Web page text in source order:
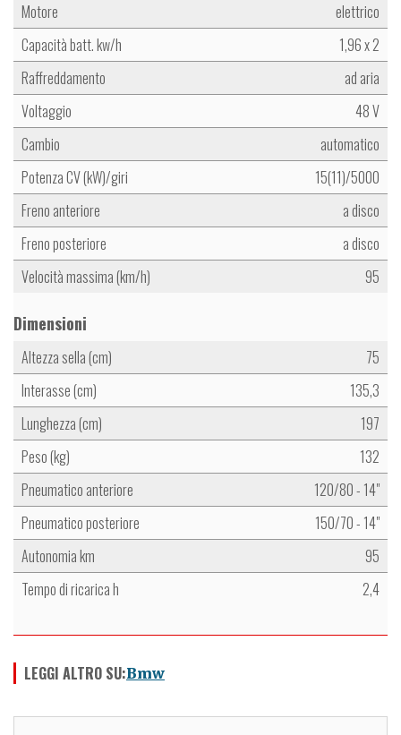
Motore
elettrico
Capacità batt. kw/h
1,96 x 2
Raffreddamento
ad aria
Voltaggio
48 V
Cambio
automatico
Potenza CV (kW)/giri
15(11)/5000
Freno anteriore
a disco
Freno posteriore
a disco
Velocità massima (km/h)
95
Dimensioni
Altezza sella (cm)
75
Interasse (cm)
135,3
Lunghezza (cm)
197
Peso (kg)
132
Pneumatico anteriore
120/80 - 14"
Pneumatico posteriore
150/70 - 14"
Autonomia km
95
Tempo di ricarica h
2,4
LEGGI ALTRO SU:Bmw